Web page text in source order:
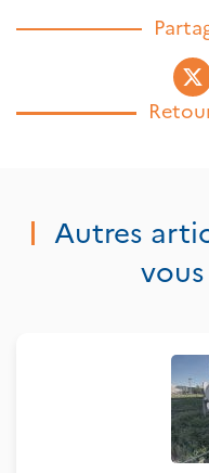
Autres